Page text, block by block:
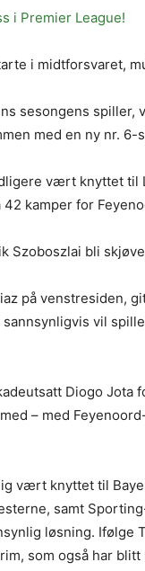
i Premier League!
i midtforsvaret,
sesongens spiller,
med en ny nr. 6-
vært knyttet
kamper for
Szoboszlai bli
på venstresiden,
vil
Diogo Jota
– med
vært knyttet til
samt
løsning. Ifølge
som også har